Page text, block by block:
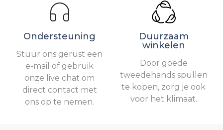
Ondersteuning
Stuur ons gerust een
e-mail of gebruik
onze live chat om
direct contact met
ons op te nemen.
Duurzaam
winkelen
Door goede
tweedehands spullen
te kopen, zorg je ook
voor het klimaat.